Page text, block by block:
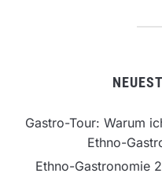
Gastro-Tour: Warum
Ethno-
Ethno-Gastronomie